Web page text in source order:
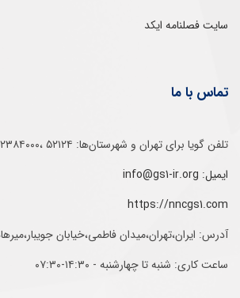
سایت فصلنامه ایکد
تماس با ما
تلفن‌ گویا برای‌ تهران‌‌ و‌ شهرستان‌ها:‌ ۵۲۱۲۴ ،۰۲۱۵۲۳۸۴۰۰۰
ایمیل: info@gs1-ir.org
https://nncgs1.com
آدرس: ایران،تهران،میدان فاطمی،خیابان
ساعت کاری: شنبه تا چهارشنبه - ۱۴:۳۰-۰۷:۳۰